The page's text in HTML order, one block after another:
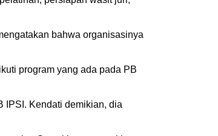
bahwa organisasinya
program yang ada pada PB
IPSI. Kendati demikian, dia